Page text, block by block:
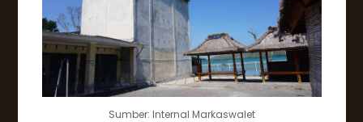
Sumber: Internal Markaswalet